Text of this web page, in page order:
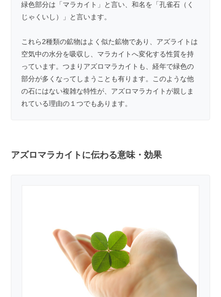
緑色部分は「マラカイト 」と言い、和名を「孔雀石（く
じゃくいし）」と言います。
これら2種類の鉱物はよく似た鉱物であり、アズライトは
空気中の水分を吸収し、マラカイトへ変化する性質を持
っています。つまりアズロマラカイトも、経年で緑色の
部分が多くなってしまうことも有ります。このような他
の石にはない複雑な特性が、アズロマラカイトが親しま
れている理由の１つでもあります。
アズロマラカイトに伝わる意味・効果